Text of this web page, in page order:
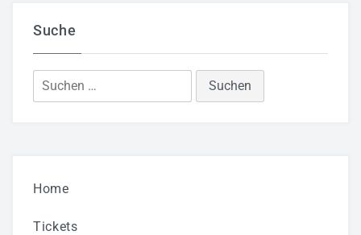
Suche
Suchen
nach:
Home
Tickets